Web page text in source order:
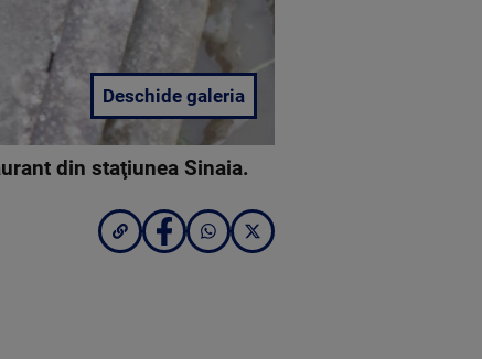
Deschide galeria
din staţiunea Sinaia.